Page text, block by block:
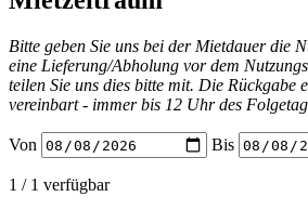
Bitte geben Sie uns bei der Mietdauer die
eine Lieferung/Abholung vor dem
teilen Sie uns dies bitte mit. Die Rückgabe
vereinbart - immer bis 12 Uhr des
Von Bis
1 / 1 verfügbar